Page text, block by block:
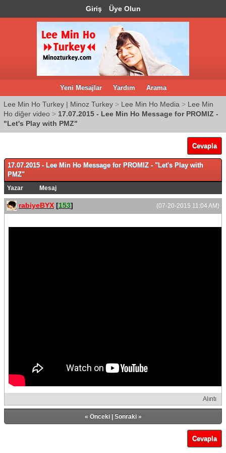
Giriş Üye Olun
Yeni Mesajlar Yardım Arama
Lee Min Ho Turkey | Minoz Turkey > Lee Min Ho Media > Lee Min
Ho diğer video > 17.07.2015 - Lee Min Ho Message for PROMIZ -
"Let's Play with PMZ"
Cevapla
17.07.2015 - Lee Min Ho Message for PROMIZ - "Let's Play with
PMZ"
Yazar Mesaj
(07-20-2015 11:04 AM)
rabiyeBYX [153]
Alıntı
« Önceki| Sonraki»
Cevapla